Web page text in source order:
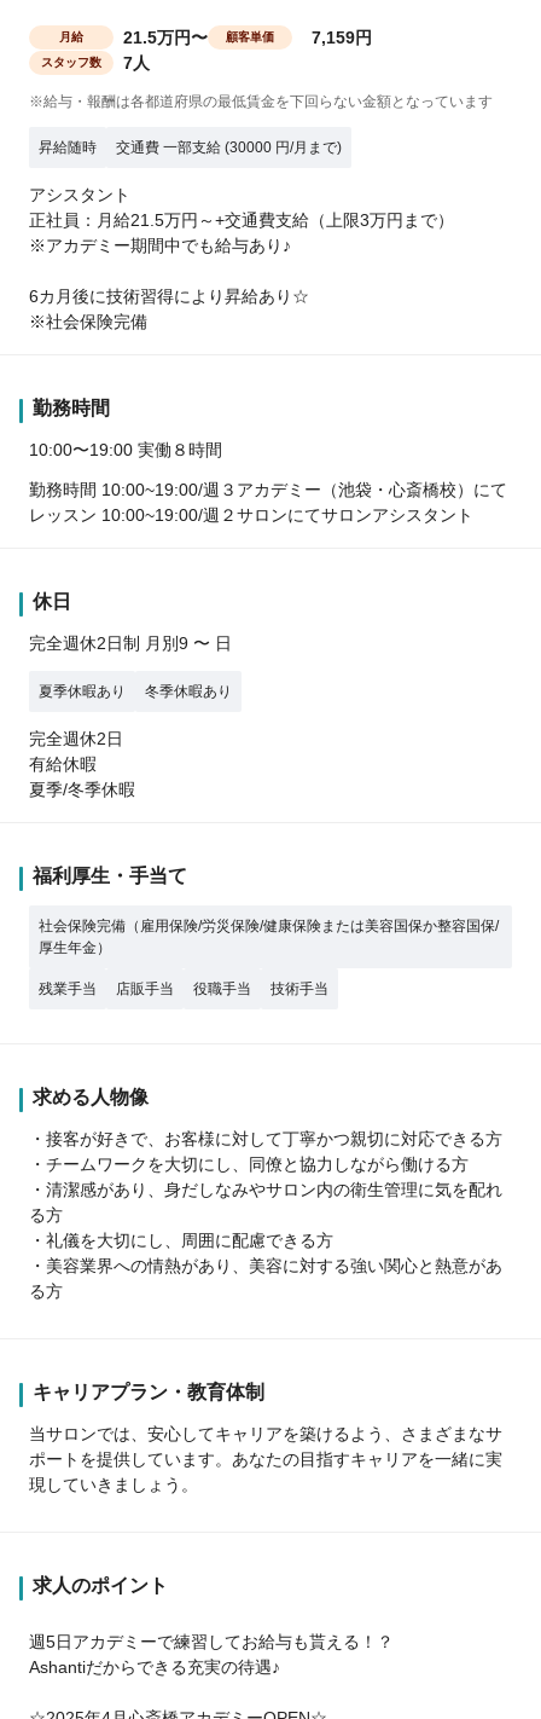
月給 21.5万円〜 顧客単価 7,159円
スタッフ数 7人
※給与・報酬は各都道府県の最低賃金を下回らない金額となっています
昇給随時 交通費 一部支給 (30000 円/月まで)
アシスタント
正社員：月給21.5万円～+交通費支給（上限3万円まで）
※アカデミー期間中でも給与あり♪
6カ月後に技術習得により昇給あり☆
※社会保険完備
勤務時間
10:00〜19:00 実働８時間
勤務時間 10:00~19:00/週３アカデミー（池袋・心斎橋校）にて
レッスン 10:00~19:00/週２サロンにてサロンアシスタント
休日
完全週休2日制 月別9 〜 日
夏季休暇あり 冬季休暇あり
完全週休2日
有給休暇
夏季/冬季休暇
福利厚生・手当て
社会保険完備（雇用保険/労災保険/健康保険または美容国保か整容国保/
厚生年金）
残業手当 店販手当 役職手当 技術手当
求める人物像
・接客が好きで、お客様に対して丁寧かつ親切に対応できる方
・チームワークを大切にし、同僚と協力しながら働ける方
・清潔感があり、身だしなみやサロン内の衛生管理に気を配れ
る方
・礼儀を大切にし、周囲に配慮できる方
・美容業界への情熱があり、美容に対する強い関心と熱意があ
る方
キャリアプラン・教育体制
当サロンでは、安心してキャリアを築けるよう、さまざまなサ
ポートを提供しています。あなたの目指すキャリアを一緒に実
現していきましょう。
求人のポイント
週5日アカデミーで練習してお給与も貰える！？
Ashantiだからできる充実の待遇♪